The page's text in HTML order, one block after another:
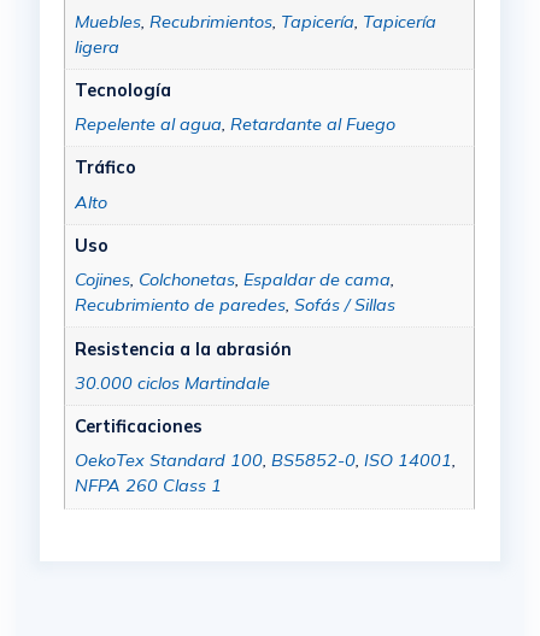
Muebles, Recubrimientos, Tapicería Tapicería
ligera
Tecnología
Repelente al agua, Retardante al Fuego
Tráfico
Alto
Uso
Cojines, Colchonetas, Espaldar de cama,
Recubrimiento de paredes, Sofás / Sillas
Resistencia a la abrasión
30.000 ciclos Martindale
Certificaciones
OekoTex Standard 100, BS5852-0, ISO 14001,
NFPA 260 Class 1